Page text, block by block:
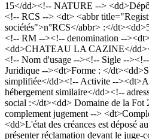
15</dd><!-- NATURE -->
<!-- RCS --> <dt> <abbr
sociétés">n°RCS</abbr> :</
<!-- RM --><!-- denomination --
<dd>CHATEAU LA CAZINE</
<!-- Nom d'usage --><!-- Sigle --
Juridique --><dt>Forme : </
simplifiée</dd><!-- Activite --
hébergement similaire</dd><!--
social :</dt><dd> Domaine de la
complement jugement -->
<dd>L'état des créances est déposé
présenter réclamation devant le juge-